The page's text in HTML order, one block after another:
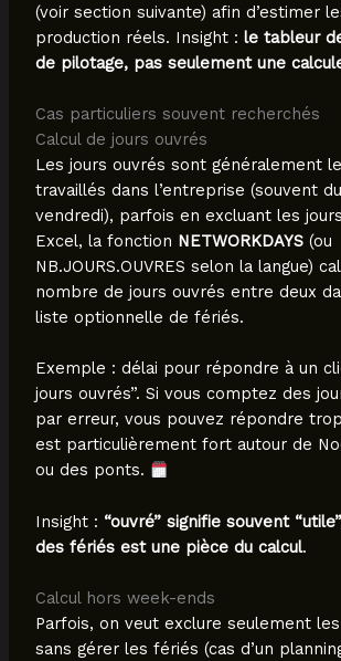
(voir section suivante) afin d’estimer
production réels. Insight : le tableur
de pilotage, pas seulement une
Cas particuliers souvent recherchés
Calcul de jours ouvrés
Les jours ouvrés sont généralement
travaillés dans l’entreprise (souvent
vendredi), parfois en excluant les
Excel, la fonction NETWORKDAYS(ou
NB.JOURS.OUVRES selon la langue)
nombre de jours ouvrés entre deux
liste optionnelle de fériés.
Exemple : délai pour répondre à un
jours ouvrés”. Si vous comptez des
par erreur, vous pouvez répondre
est particulièrement fort autour de
ou des ponts.
Insight : “ouvré” signifie souvent
des fériés est une pièce du calcul.
Calcul hors week-ends
Parfois, on veut exclure seulement
sans gérer les fériés (cas d’un